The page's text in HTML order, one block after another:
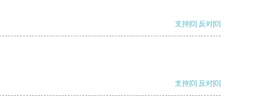
支持[0] 反对[0]
支持[0] 反对[0]